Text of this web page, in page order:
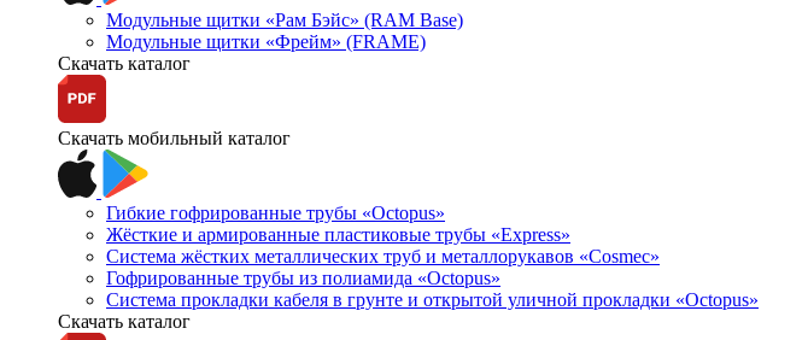
Модульные щитки «Рам Бэйс» (RAM Base)
Модульные щитки «Фрейм» (FRAME)
Скачать каталог
Скачать мобильный каталог
Гибкие гофрированные трубы «Octopus»
Жёсткие и армированные пластиковые трубы «Express»
Система жёстких металлических труб и металлорукавов «Cosmec»
Гофрированные трубы из полиамида «Octopus»
Система прокладки кабеля в грунте и открытой уличной прокладки «Octopus»
Скачать каталог